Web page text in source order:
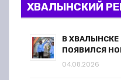
ХВАЛЫНСКИЙ
В
ПОЯВИЛСЯ
04.08.2026